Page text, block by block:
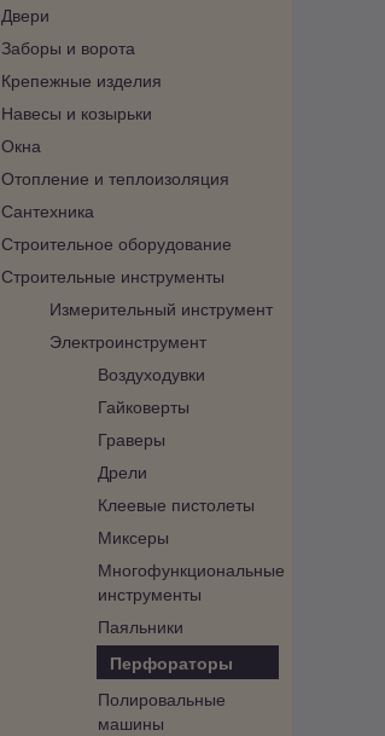
Двери
Заборы и ворота
Крепежные изделия
Навесы и козырьки
Окна
Отопление и теплоизоляция
Сантехника
Строительное оборудование
Строительные инструменты
Измерительный инструмент
Электроинструмент
Воздуходувки
Гайковерты
Граверы
Дрели
Клеевые пистолеты
Миксеры
Многофункциональные
инструменты
Паяльники
Перфораторы
Полировальные
машины